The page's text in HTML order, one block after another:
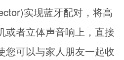
实现蓝牙配对，将高
或者立体声音响上，直接
您可以与家人朋友一起收